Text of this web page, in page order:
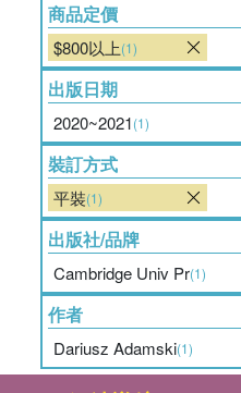
商品定價
$800以上(1)
出版日期
2020~2021(1)
裝訂方式
平裝(1)
出版社/品牌
Cambridge Univ Pr(1)
作者
Dariusz Adamski(1)